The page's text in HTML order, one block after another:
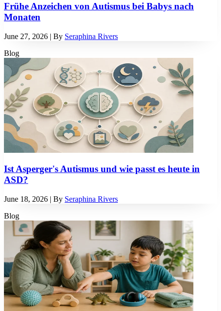
Frühe Anzeichen von Autismus bei Babys nach
Monaten
June 27, 2026 | By Seraphina Rivers
Blog
Ist Asperger's Autismus und wie passt es heute in
ASD?
June 18, 2026 | By Seraphina Rivers
Blog